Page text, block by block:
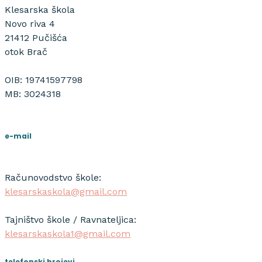
Klesarska škola
Novo riva 4
21412 Pučišća
otok Brač
OIB: 19741597798
MB: 3024318
e-mail
Računovodstvo škole:
klesarskaskola@gmail.com
Tajništvo škole / Ravnateljica:
klesarskaskola1@gmail.com